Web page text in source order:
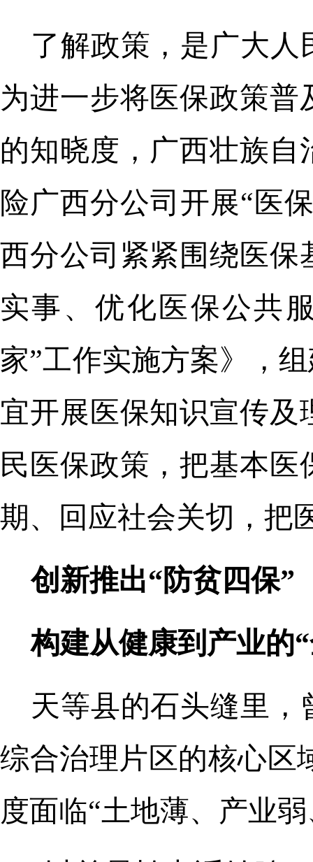
了解政策，是广大
为进一步将医保政策
的知晓度，广西壮族
险广西分公司开展“医
西分公司紧紧围绕医保
实事、优化医保公共
家”工作实施方案》，
宜开展医保知识宣传
民医保政策，把基本
期、回应社会关切，把
创新推出“防贫四保”
构建从健康到产业的
天等县的石头缝里
综合治理片区的核心区
度面临“土地薄、产业